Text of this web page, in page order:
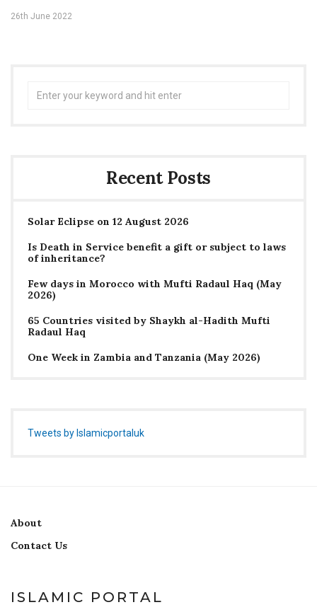
26th June 2022
Recent Posts
Solar Eclipse on 12 August 2026
Is Death in Service benefit a gift or subject to laws
of inheritance?
Few days in Morocco with Mufti Radaul Haq (May
2026)
65 Countries visited by Shaykh al-Hadith Mufti
Radaul Haq
One Week in Zambia and Tanzania (May 2026)
Tweets by Islamicportaluk
About
Contact Us
ISLAMIC PORTAL